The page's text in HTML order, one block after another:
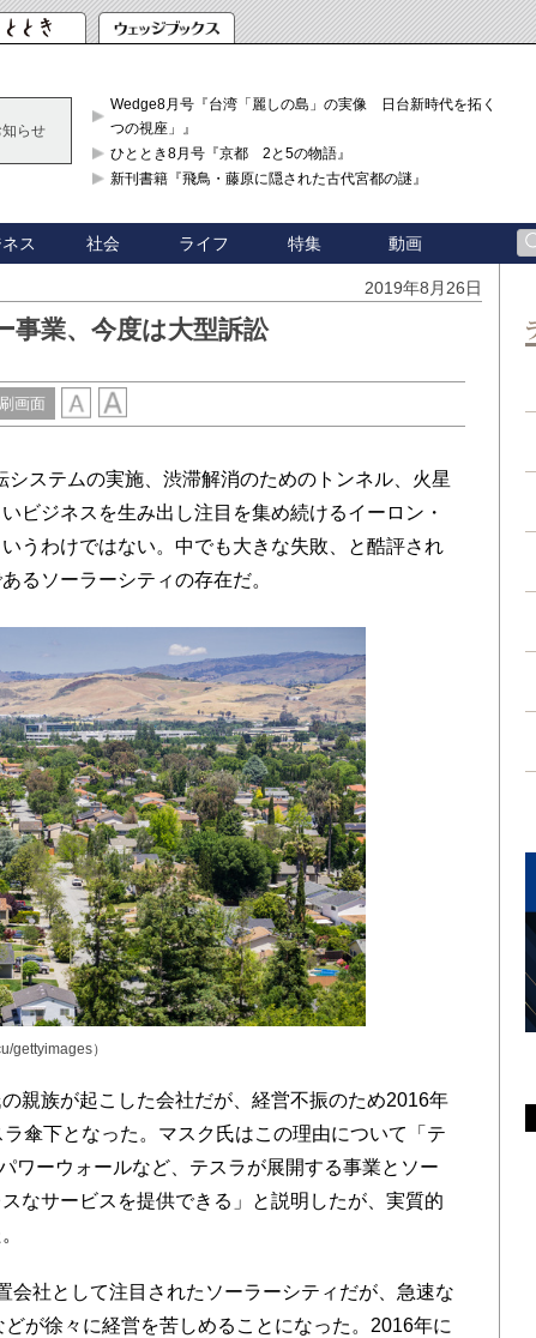
知らせ
Wedge8月号『台湾「麗しの島」の実像 日台新時代を拓く「3
つの視座」』
ひととき8月号『京都 2と5の物語』
新刊書籍『飛鳥・藤原に隠された古代宮都の謎』
ス 社会 ライフ 特集 動画
2019年8月26日
事業、今度は大型訴訟
画面
ステムの実施、渋滞解消のためのトンネル、火星
ジネスを生み出し注目を集め続けるイーロン・
うわけではない。中でも大きな失敗、と酷評され
るソーラーシティの存在だ。
gettyimages）
親族が起こした会社だが、経営不振のため2016年
傘下となった。マスク氏はこの理由について「テ
ワーウォールなど、テスラが展開する事業とソー
なサービスを提供できる」と説明したが、実質的
社として注目されたソーラーシティだが、急速な
が徐々に経営を苦しめることになった。2016年に